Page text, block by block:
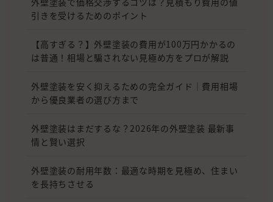
引きを受けるためのポイント
【高すぎる？】外壁塗装の費用が100万円かかるの
は普通！相場と騙されない見極め方をプロが解説
外壁塗装を安く抑えるための完全ガイド｜費用相場
から優良業者の選び方まで
外壁塗装はまだするな？2026年の外壁塗装 最新事
情と賢い選択
外壁塗装の耐用年数：最適な時期を見極め、住まい
を長持ちさせる